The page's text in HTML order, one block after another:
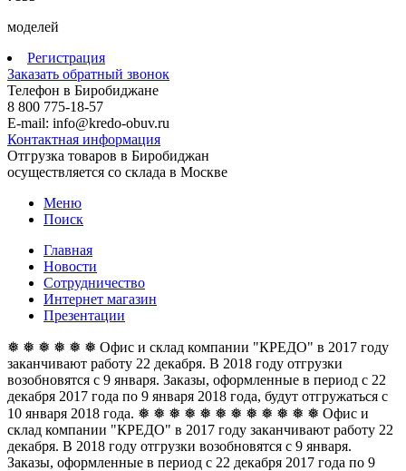
моделей
Регистрация
Заказать обратный звонок
Телефон в Биробиджане
8 800 775-18-57
E-mail: info@kredo-obuv.ru
Контактная информация
Отгрузка товаров в Биробиджан
осуществляется со склада в Москве
Меню
Поиск
Главная
Новости
Сотрудничество
Интернет магазин
Презентации
❅ ❅ ❅ ❅ ❅ ❅ Офис и склад компании "КРЕДО" в 2017 году
заканчивают работу 22 декабря. В 2018 году отгрузки
возобновятся с 9 января. Заказы, оформленные в период с 22
декабря 2017 года по 9 января 2018 года, будут отгружаться с
10 января 2018 года. ❅ ❅ ❅ ❅ ❅ ❅ ❅ ❅ ❅ ❅ ❅ ❅ Офис и
склад компании "КРЕДО" в 2017 году заканчивают работу 22
декабря. В 2018 году отгрузки возобновятся с 9 января.
Заказы, оформленные в период с 22 декабря 2017 года по 9